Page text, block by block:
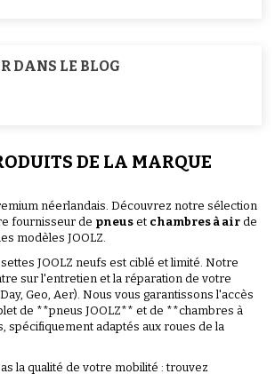
DANS LE BLOG
DE LA MARQUE
néerlandais. Découvrez notre sélection
fournisseur de pneus et chambres à air de
modèles JOOLZ.
JOOLZ neufs est ciblé et limité. Notre
sur l'entretien et la réparation de votre
Geo, Aer). Nous vous garantissons l'accès
de **pneus JOOLZ** et de **chambres à
spécifiquement adaptés aux roues de la
la qualité de votre mobilité : trouvez